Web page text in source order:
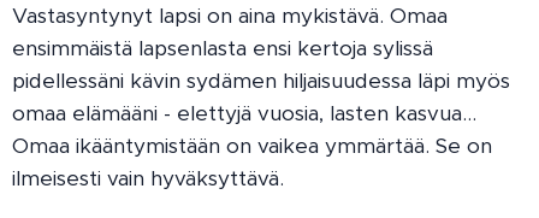
Vastasyntynyt lapsi on aina mykistävä. Omaa
ensimmäistä lapsenlasta ensi kertoja sylissä
pidellessäni kävin sydämen hiljaisuudessa läpi myös
omaa elämääni - elettyjä vuosia, lasten kasvua...
Omaa ikääntymistään on vaikea ymmärtää. Se on
ilmeisesti vain hyväksyttävä.